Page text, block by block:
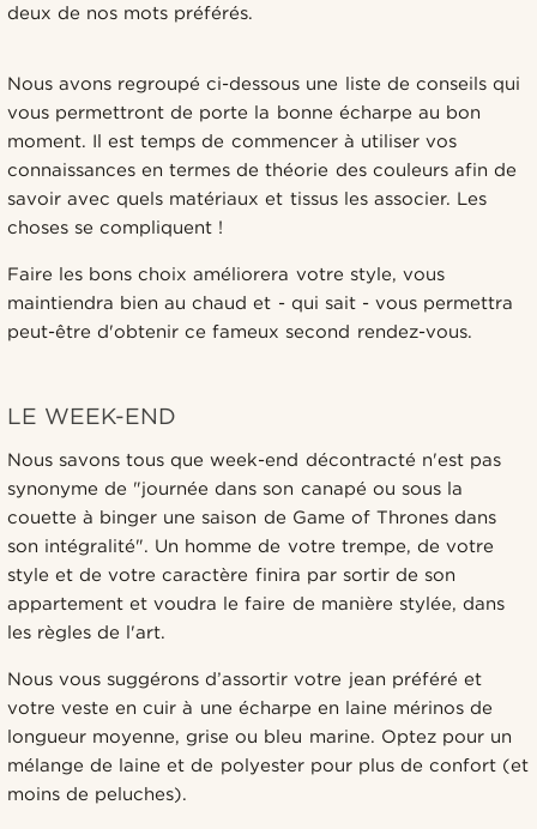
deux de nos mots préférés.
Nous avons regroupé ci-dessous une liste de conseils qui
vous permettront de porte la bonne écharpe au bon
moment. Il est temps de commencer à utiliser vos
connaissances en termes de théorie des couleurs afin de
savoir avec quels matériaux et tissus les associer. Les
choses se compliquent !
Faire les bons choix améliorera votre style, vous
maintiendra bien au chaud et - qui sait - vous permettra
peut-être d'obtenir ce fameux second rendez-vous.
LE WEEK-END
Nous savons tous que week-end décontracté n'est pas
synonyme de "journée dans son canapé ou sous la
couette à binger une saison de Game of Thrones dans
son intégralité". Un homme de votre trempe, de votre
style et de votre caractère finira par sortir de son
appartement et voudra le faire de manière stylée, dans
les règles de l'art.
Nous vous suggérons d’assortir votre jean préféré et
votre veste en cuir à une écharpe en laine mérinos de
longueur moyenne, grise ou bleu marine. Optez pour un
mélange de laine et de polyester pour plus de confort (et
moins de peluches).